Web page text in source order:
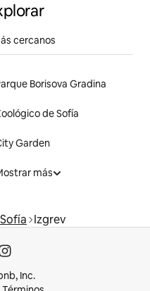
cercanos
Borisova Gradina
de Sofía
Garden
más
Sofía Izgrev
Inc.